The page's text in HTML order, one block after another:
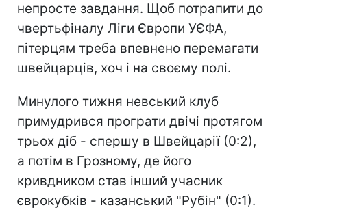
непросте завдання. Щоб потрапити до
чвертьфіналу Ліги Європи УЄФА,
пітерцям треба впевнено перемагати
швейцарців, хоч і на своєму полі.
Минулого тижня невський клуб
примудрився програти двічі протягом
трьох діб - спершу в Швейцарії (0:2),
а потім в Грозному, де його
кривдником став інший учасник
єврокубків - казанський "Рубін" (0:1).